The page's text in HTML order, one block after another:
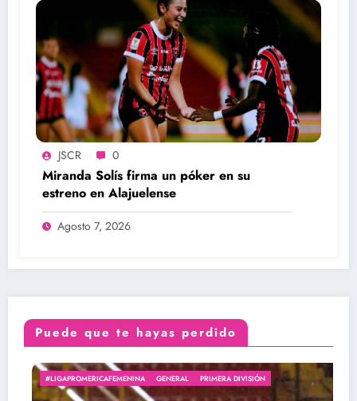
JSCR 0
Miranda Solís firma un póker en su
estreno en Alajuelense
Agosto 7, 2026
Puede que te hayas perdido
GENERAL PRIMERA DIVISIÓN